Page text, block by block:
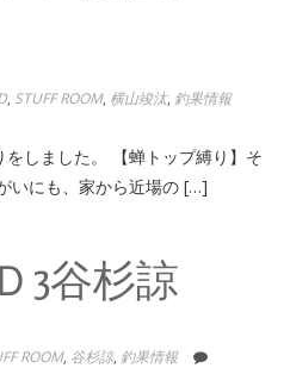
, STUFF ROOM, 横山竣汰, 釣果情報
しました。 【蝉トップ縛り】そ
いにも、家から近場の […]
谷杉諒
ROOM, 谷杉諒, 釣果情報